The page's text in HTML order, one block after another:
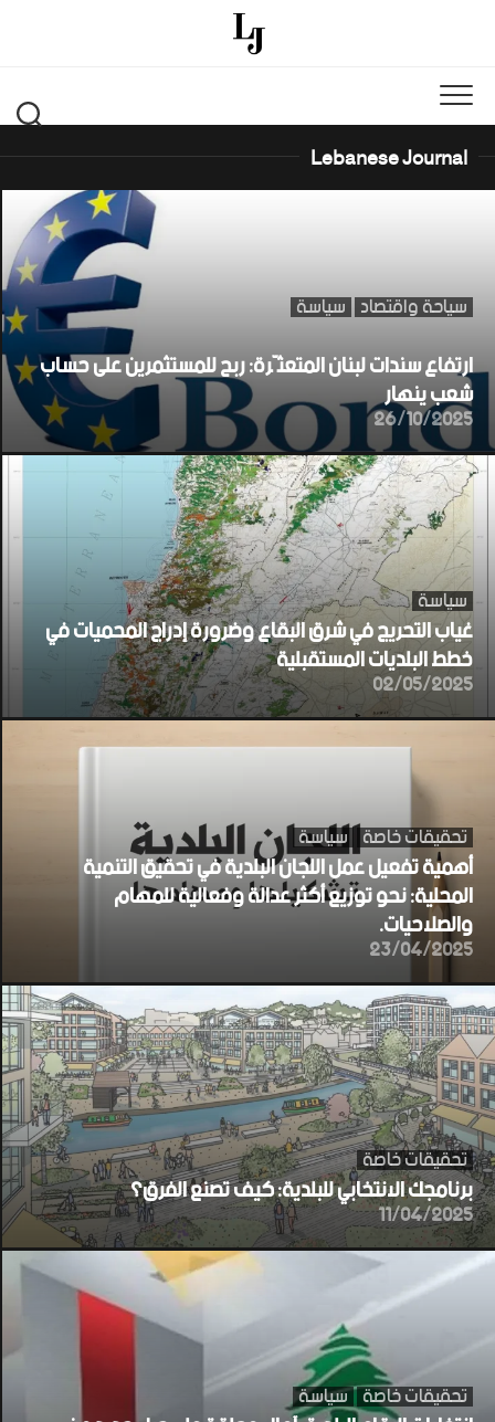
Lebanese Journal
سياحة واقتصاد سياسة
ارتفاع سندات لبنان المتعثّرة: ربح للمستثمرين على حساب
شعب ينهار
26/10/2025
سياسة
غياب التحريج في شرق البقاع وضرورة إدراج المحميات في
خطط البلديات المستقبلية
02/05/2025
تحقيقات خاصة سياسة
أهمية تفعيل عمل اللجان البلدية في تحقيق التنمية
المحلية: نحو توزيع أكثر عدالة وفعالية للمهام
والصلاحيات.
23/04/2025
تحقيقات خاصة
برنامجك الانتخابي للبلدية: كيف تصنع الفرق؟
11/04/2025
تحقيقات خاصة سياسة